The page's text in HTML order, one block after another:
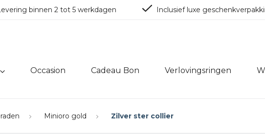
binnen 2 tot 5 werkdagen Inclusief luxe
Occasion Cadeau Bon Verlovingsringen
Minioro gold Zilver ster collier